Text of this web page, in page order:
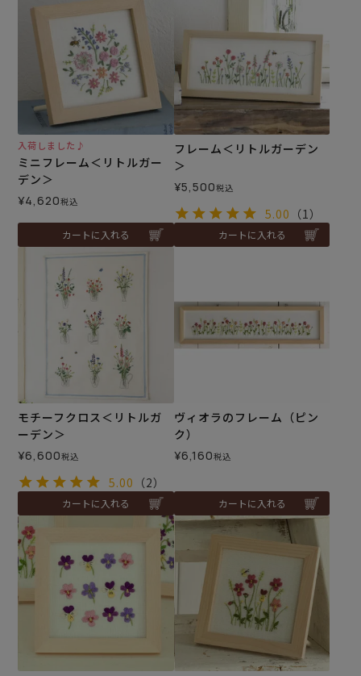
入荷しました♪
ミニフレーム＜リトルガー
デン＞
¥4,620税込
カートに入れる
フレーム＜リトルガーデン
＞
¥5,500税込
5.00 （1）
カートに入れる
モチーフクロス＜リトルガ
ーデン＞
¥6,600税込
5.00 （2）
カートに入れる
ヴィオラのフレーム（ピン
ク）
¥6,160税込
カートに入れる